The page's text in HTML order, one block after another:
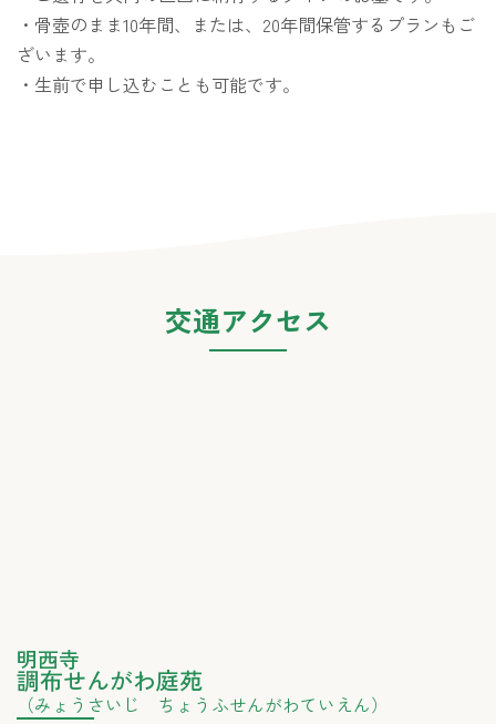
・骨壺のまま10年間、または、20年間保管するプランもご
ざいます。
・生前で申し込むことも可能です。
交通アクセス
明西寺
調布せんがわ庭苑
（みょうさいじ ちょうふせんがわていえん）